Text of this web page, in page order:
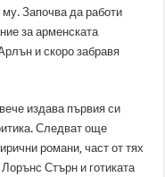
му. Започва да работи
за арменската
и скоро забравя
издава първия си
Следват още
романи, част от тях
Лорънс Стърн и готиката